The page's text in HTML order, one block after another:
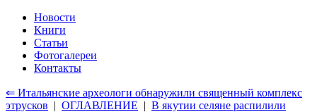
Новости
Книги
Статьи
Фотогалереи
Контакты
⇐ Итальянские археологи обнаружили священный комплекс
этрусков | ОГЛАВЛЕНИЕ | В якутии селяне распилили